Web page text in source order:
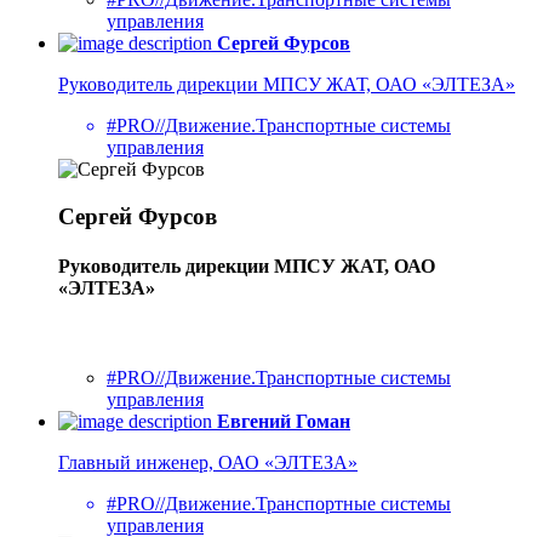
управления
Сергей Фурсов
Руководитель дирекции МПСУ ЖАТ, ОАО «ЭЛТЕЗА»
#PRO//Движение.Транспортные системы
управления
Сергей Фурсов
Руководитель дирекции МПСУ ЖАТ, ОАО
«ЭЛТЕЗА»
#PRO//Движение.Транспортные системы
управления
Евгений Гоман
Главный инженер, ОАО «ЭЛТЕЗА»
#PRO//Движение.Транспортные системы
управления